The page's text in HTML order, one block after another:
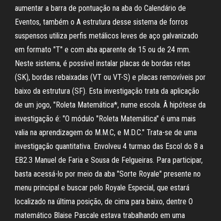
aumentar a barra de pontuação na aba do Calendário de
Eventos, também o A estrutura desse sistema de forros
suspensos utiliza perfis metálicos leves de aço galvanizado
em formato "T" e com aba aparente de 15 ou de 24 mm.
Neste sistema, é possível instalar placas de bordas retas
(SK), bordas rebaixadas (VT ou VT-S) e placas removíveis por
baixo da estrutura (SF). Esta investigação trata da aplicação
de um jogo, "Roleta Matemática*, nume escola. Â hipótese da
investigação é: "O módulo "Roleta Matemática" é uma mais
valia na aprendizagem do M.M.C, e M.D.C." Trata-se de uma
investigação quantitativa. Envolveu 4 turmao das Escol do 8 a
EB2.3 Manuel de Faria e Sousa de Felgueiras. Para participar,
basta acessá-lo por meio da aba "Sorte Royale" presente no
menu principal e buscar pelo Royale Especial, que estará
localizado na última posição, de cima para baixo, dentre O
matemático Blaise Pascale estava trabalhando em uma